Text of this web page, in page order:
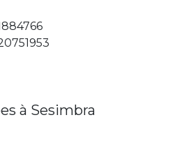
à Sesimbra